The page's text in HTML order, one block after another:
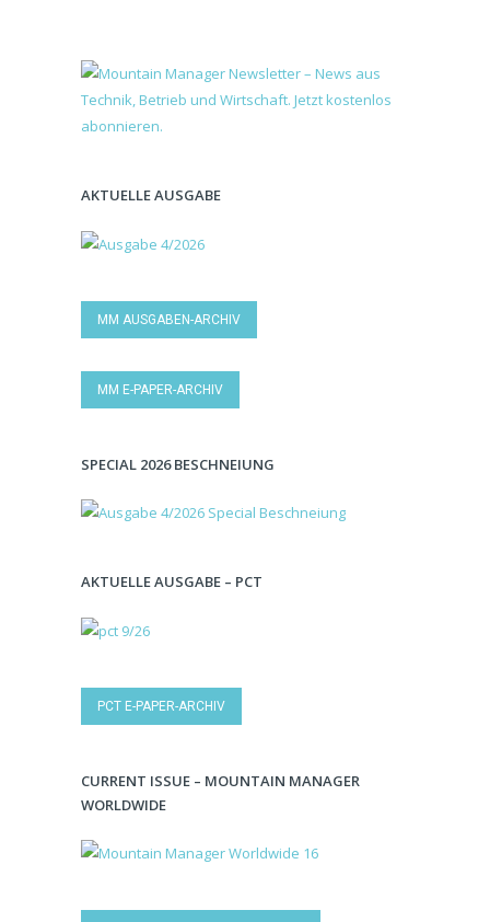
AKTUELLE AUSGABE
MM AUSGABEN-ARCHIV
MM E-PAPER-ARCHIV
SPECIAL 2026 BESCHNEIUNG
AKTUELLE AUSGABE – PCT
PCT E-PAPER-ARCHIV
CURRENT ISSUE – MOUNTAIN MANAGER
WORLDWIDE